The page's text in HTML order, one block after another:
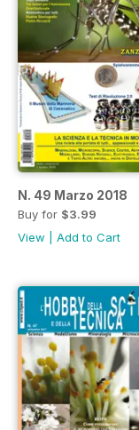
N. 49 Marzo 2018
Buy for $3.99
View
Add to Cart